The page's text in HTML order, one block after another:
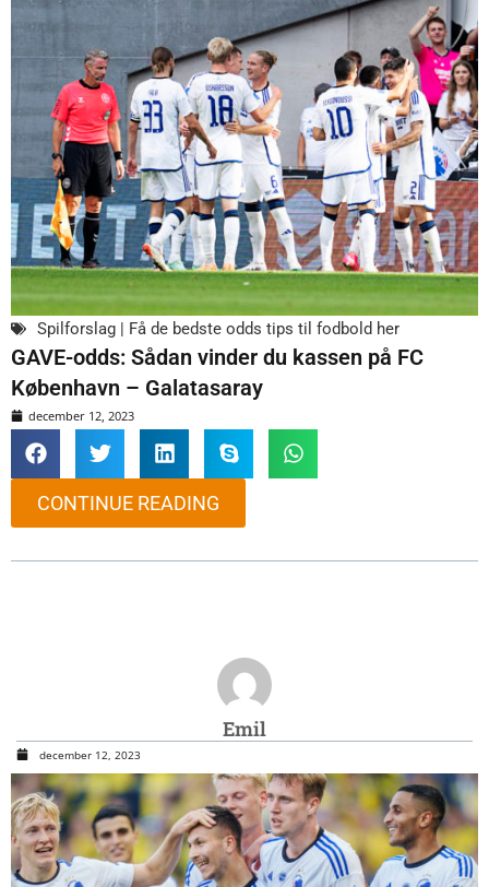
Spilforslag | Få de bedste odds tips til fodbold her
GAVE-odds: Sådan vinder du kassen på FC
København – Galatasaray
december 12, 2023
CONTINUE READING
Emil
december 12, 2023